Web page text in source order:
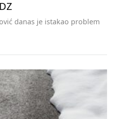
danas je istakao problem